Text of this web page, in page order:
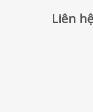
Liên